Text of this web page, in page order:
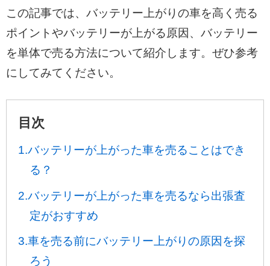
この記事では、バッテリー上がりの車を高く売る
ポイントやバッテリーが上がる原因、バッテリー
を単体で売る方法について紹介します。ぜひ参考
にしてみてください。
目次
1.バッテリーが上がった車を売ることはでき
る？
2.バッテリーが上がった車を売るなら出張査
定がおすすめ
3.車を売る前にバッテリー上がりの原因を探
ろう